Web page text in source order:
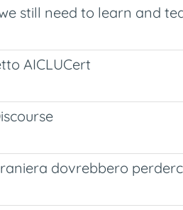
still need to learn and
AICLUCert
dovrebbero